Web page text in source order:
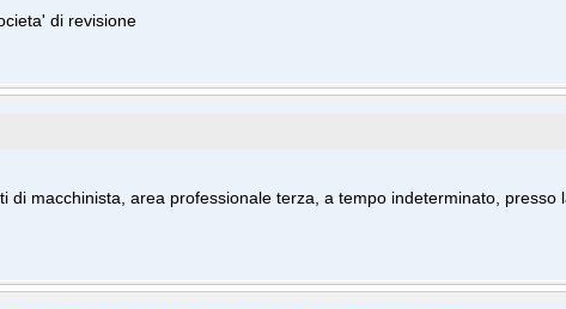
di revisione
macchinista, area professionale terza, a tempo indeterminato, presso